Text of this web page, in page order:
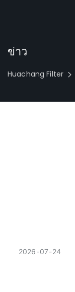
ข่าว
Huachang Filter
2026 07 24